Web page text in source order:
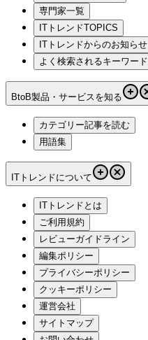
専門家一覧
ITトレンドTOPICS
ITトレンドからのお知らせ
よく検索されるキーワード
BtoB製品・サービスを知る
カテゴリー記事を読む
用語集
ITトレンドについて
ITトレンドとは
ご利用規約
レビューガイドライン
編集ポリシー
プライバシーポリシー
クッキーポリシー
運営会社
サイトマップ